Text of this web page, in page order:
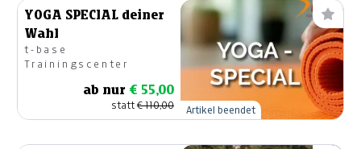
YOGA SPECIAL deiner
Wahl
t-base
Trainingscenter
ab nur € 55,00
statt€ 110,00 Artikel beendet